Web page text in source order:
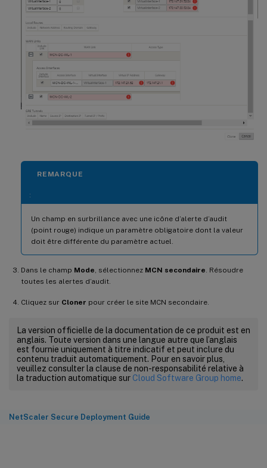
REMARQUE
:
Un champ en surbrillance avec une icône d’alerte d’audit
(point rouge) indique un paramètre obligatoire dont la valeur
doit être différente du paramètre actuel.
Dans le champ Mode, sélectionnez MCN secondaire. Résoudre
toutes les alertes d’audit.
Cliquez sur Cloner pour créer le site MCN secondaire.
La version officielle de la documentation de ce produit est en
anglais. Toute version dans une langue autre que l’anglais
est fournie uniquement à titre indicatif et peut inclure du
contenu traduit automatiquement. Pour en savoir plus,
veuillez consulter la clause de non-responsabilité relative à
la traduction automatique sur Cloud Software Group home.
NetScaler Secure Deployment Guide